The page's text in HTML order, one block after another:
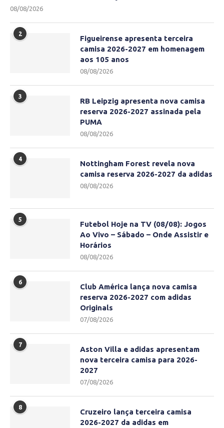
08/08/2026
2
Figueirense apresenta terceira
camisa 2026-2027 em homenagem
aos 105 anos
08/08/2026
3
RB Leipzig apresenta nova camisa
reserva 2026-2027 assinada pela
PUMA
08/08/2026
4
Nottingham Forest revela nova
camisa reserva 2026-2027 da adidas
08/08/2026
5
Futebol Hoje na TV (08/08): Jogos
Ao Vivo – Sábado – Onde Assistir e
Horários
08/08/2026
6
Club América lança nova camisa
reserva 2026-2027 com adidas
Originals
07/08/2026
7
Aston Villa e adidas apresentam
nova terceira camisa para 2026-
2027
07/08/2026
8
Cruzeiro lança terceira camisa
2026-2027 da adidas em